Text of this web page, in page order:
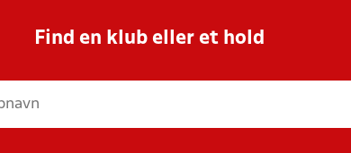
Find en klub eller et hold